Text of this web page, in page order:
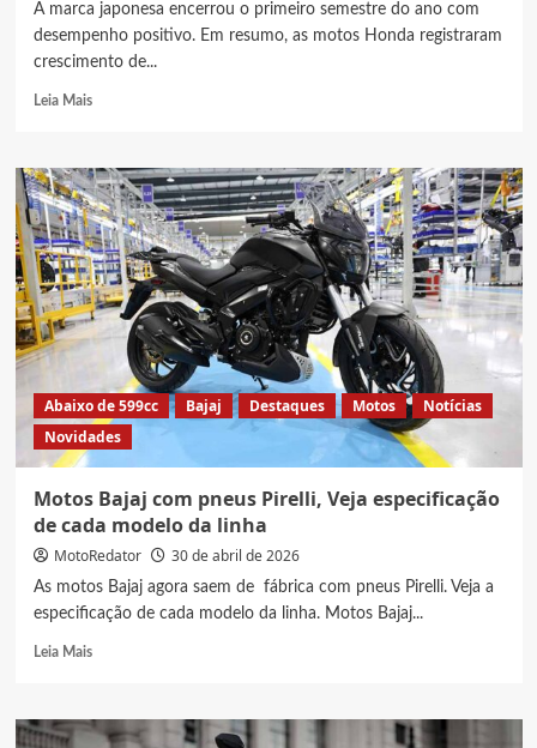
A marca japonesa encerrou o primeiro semestre do ano com
desempenho positivo. Em resumo, as motos Honda registraram
crescimento de...
Leia MaisRead
3
Motos
Honda
mais
vendidas
no
Brasil,
Veja
preço
destaques
de
2026
Abaixo de 599cc Bajaj Destaques Motos
Notícias
Novidades
Motos Bajaj com pneus Pirelli, Veja especificação
de cada modelo da linha
MotoRedator 30 de abril de 2026
As motos Bajaj agora saem de fábrica com pneus Pirelli. Veja a
especificação de cada modelo da linha. Motos Bajaj...
Leia MaisRead
Motos
Bajaj